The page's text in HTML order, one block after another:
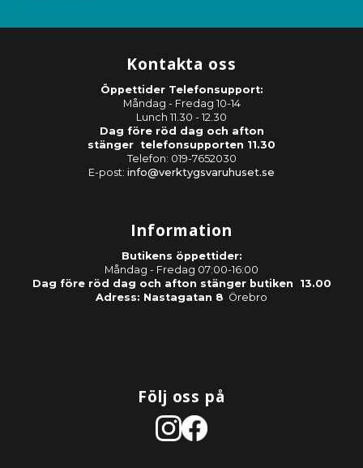
Kontakta oss
Öppettider Telefonsupport:
Måndag - Fredag 10-14
Lunch 11.30 - 12.30
Dag före röd dag och afton
stänger telefonsupporten 11.30
Telefon: 019-7652030
E-post: info@verktygsvaruhuset.se
Information
Butikens öppettider:
Måndag - Fredag 07:00-16:00
Dag före röd dag och afton stänger butiken 13.00
Adress: Nastagatan 8 Örebro
Följ oss på